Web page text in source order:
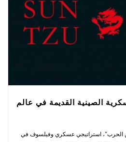
الصينية القديمة في عالم
استراتيجي عسكري وفيلسوف في